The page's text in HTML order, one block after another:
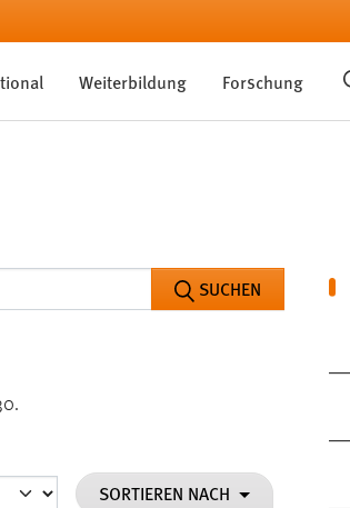
Weiterbildung Forschung
SUCHEN
SORTIEREN NACH